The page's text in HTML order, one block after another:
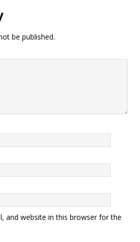
be published.
and website in this browser for the